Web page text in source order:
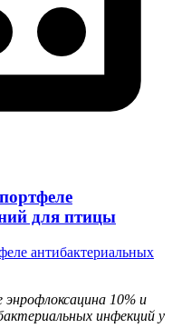
для птицы
10% и
инфекций у